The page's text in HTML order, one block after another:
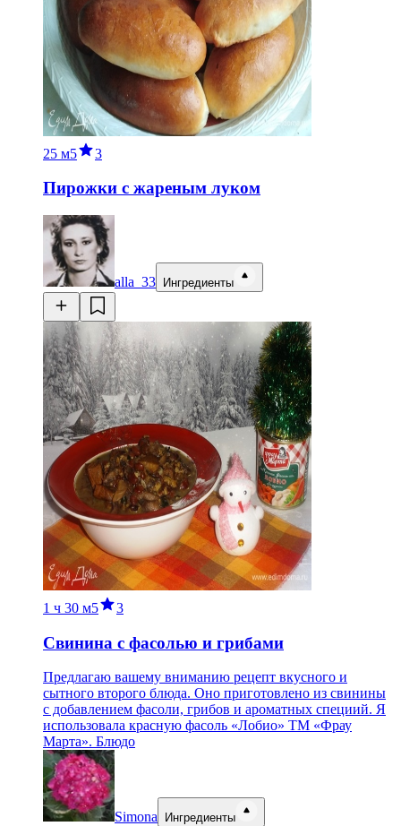
25 м5 3
Пирожки с жареным луком
alla_33 Ингредиенты
1 ч 30 м5 3
Свинина с фасолью и грибами
Предлагаю вашему вниманию рецепт вкусного и
сытного второго блюда. Оно приготовлено из свинины
с добавлением фасоли, грибов и ароматных специий. Я
использовала красную фасоль «Лобио» ТМ «Фрау
Марта». Блюдо
Simona Ингредиенты